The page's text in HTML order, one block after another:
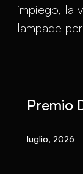
impiego, la
lampade
Premio
luglio, 2026